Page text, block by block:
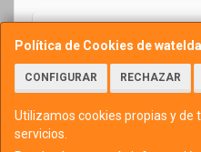
Política de Cookies de
CONFIGURAR RECHAZAR
Utilizamos cookies propias y
servicios.